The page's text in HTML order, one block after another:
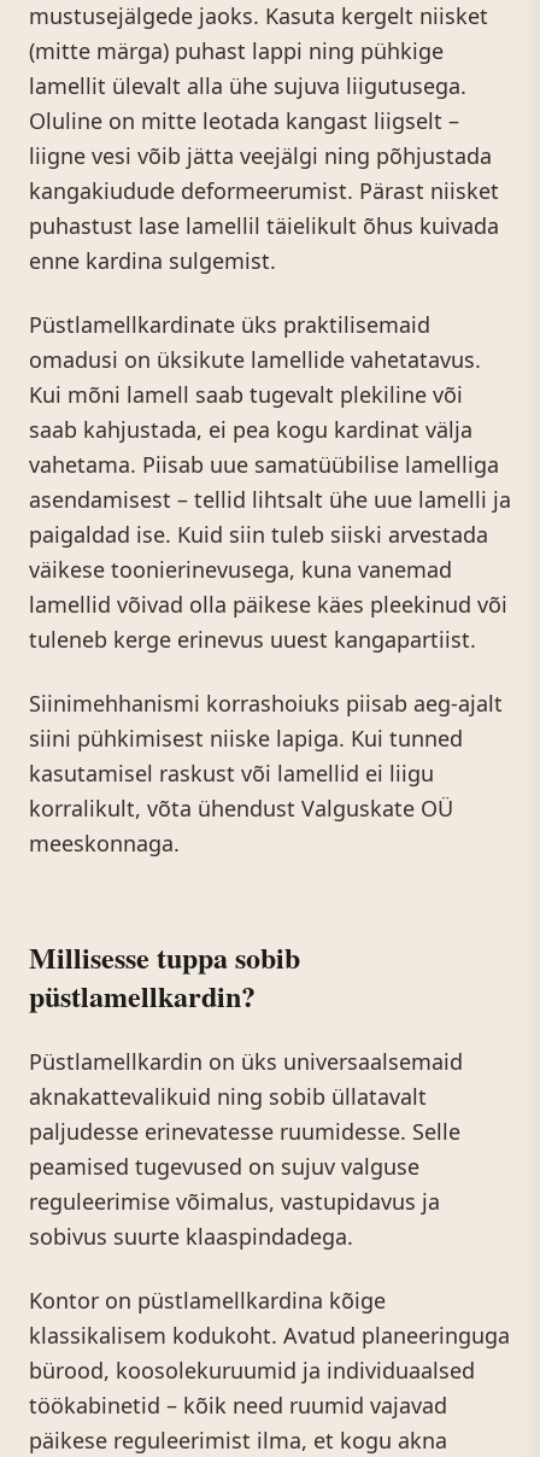
mustusejälgede jaoks. Kasuta kergelt niisket
(mitte märga) puhast lappi ning pühkige
lamellit ülevalt alla ühe sujuva liigutusega.
Oluline on mitte leotada kangast liigselt –
liigne vesi võib jätta veejälgi ning põhjustada
kangakiudude deformeerumist. Pärast niisket
puhastust lase lamellil täielikult õhus kuivada
enne kardina sulgemist.
Püstlamellkardinate üks praktilisemaid
omadusi on üksikute lamellide vahetatavus.
Kui mõni lamell saab tugevalt plekiline või
saab kahjustada, ei pea kogu kardinat välja
vahetama. Piisab uue samatüübilise lamelliga
asendamisest – tellid lihtsalt ühe uue lamelli ja
paigaldad ise. Kuid siin tuleb siiski arvestada
väikese toonierinevusega, kuna vanemad
lamellid võivad olla päikese käes pleekinud või
tuleneb kerge erinevus uuest kangapartiist.
Siinimehhanismi korrashoiuks piisab aeg-ajalt
siini pühkimisest niiske lapiga. Kui tunned
kasutamisel raskust või lamellid ei liigu
korralikult, võta ühendust Valguskate OÜ
meeskonnaga.
Millisesse tuppa sobib
püstlamellkardin?
Püstlamellkardin on üks universaalsemaid
aknakattevalikuid ning sobib üllatavalt
paljudesse erinevatesse ruumidesse. Selle
peamised tugevused on sujuv valguse
reguleerimise võimalus, vastupidavus ja
sobivus suurte klaaspindadega.
Kontor on püstlamellkardina kõige
klassikalisem kodukoht. Avatud planeeringuga
bürood, koosolekuruumid ja individuaalsed
töökabinetid – kõik need ruumid vajavad
päikese reguleerimist ilma, et kogu akna